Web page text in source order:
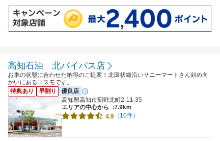
高知石油 北バイパス店
お車の状態に合わせた納得のご提案！北環状線沿いサニーマートさん斜め向
かいにあるコスモです。
特典あり
早割り
優良店
高知県高知市薊野北町2-11-35
エリアの中心から
:7.9km
4.9 （10件）